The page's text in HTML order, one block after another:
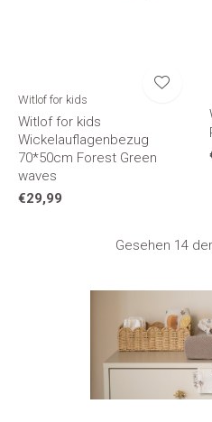
Witlof for kids
Witlof for kids
Wickelauflagenbezug
70*50cm Forest Green
waves
€29,99
Gesehen 14